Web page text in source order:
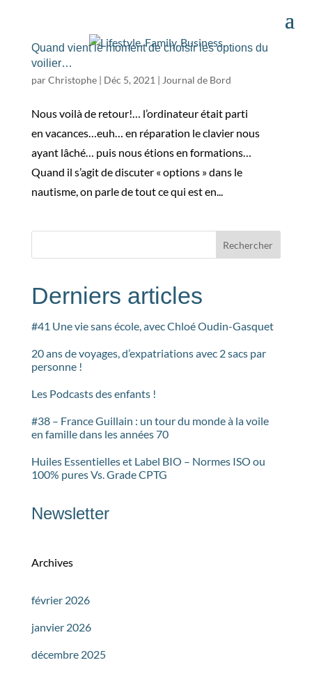
Quand vient le moment de choisir les options du
voilier…
parChristophe| Déc 5, 2021 | Journal de Bord
Nous voilà de retour!… l’ordinateur était parti
en vacances…euh… en réparation le clavier nous
ayant lâché… puis nous étions en formations…
Quand il s’agit de discuter « options » dans le
nautisme, on parle de tout ce qui est en...
Rechercher
Derniers articles
#41 Une vie sans école, avec Chloé Oudin-Gasquet
20 ans de voyages, d’expatriations avec 2 sacs par
personne !
Les Podcasts des enfants !
#38 – France Guillain : un tour du monde à la voile
en famille dans les années 70
Huiles Essentielles et Label BIO – Normes ISO ou
100% pures Vs. Grade CPTG
Newsletter
Archives
février 2026
janvier 2026
décembre 2025